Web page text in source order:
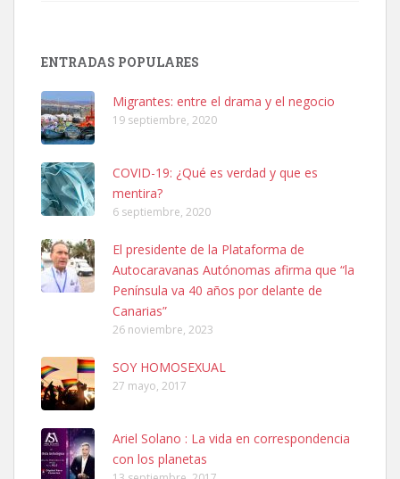
Leales.org » Gran Canaria
SHIBA PERDIDO AVDA JOSE MESA Y LOPEZ
PERRO MACHO RAZA SHIBA CON MICROCHIP PERDIDO HOY
06/07/2025 ZONA MESA Y LOPEZ. ES MUY ASUSTADIZO
Leales.org » Gran Canaria
6.7.2025
Ninfa perdida
El día 5 se los perdió una ninfa papillera, asustada tiene miedo a la
ENTRADAS POPULARES
Migrantes: entre el drama y el negocio
19 septiembre, 2020
COVID-19: ¿Qué es verdad y que es
mentira?
6 septiembre, 2020
El presidente de la Plataforma de
Autocaravanas Autónomas afirma que “la
Península va 40 años por delante de
Canarias”
26 noviembre, 2023
SOY HOMOSEXUAL
27 mayo, 2017
Ariel Solano : La vida en correspondencia
con los planetas